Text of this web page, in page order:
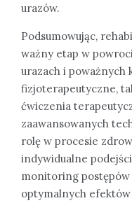
urazów.
Podsumowując,
ważny etap w
urazach i poważnych
fizjoterapeutyczne,
ćwiczenia
zaawansowanych
rolę w procesie
indywidualne
monitoring postępów
optymalnych